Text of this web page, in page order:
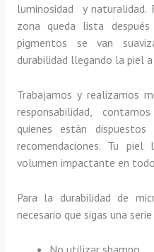
luminosidad y naturalidad.
zona queda lista
pigmentos se van
durabilidad llegando la piel
Trabajamos y realizamos
responsabilidad,
quienes están
recomendaciones. Tu
volumen impactante en
Para la durabilidad de
necesario que sigas una
No utilizar shampo